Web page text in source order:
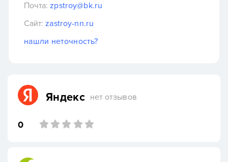
Почта: zpstroy@bk.ru
Сайт: zastroy-nn.ru
нашли неточность?
Яндекс нет отзывов
0